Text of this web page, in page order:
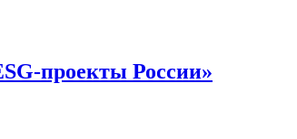
проекты России»